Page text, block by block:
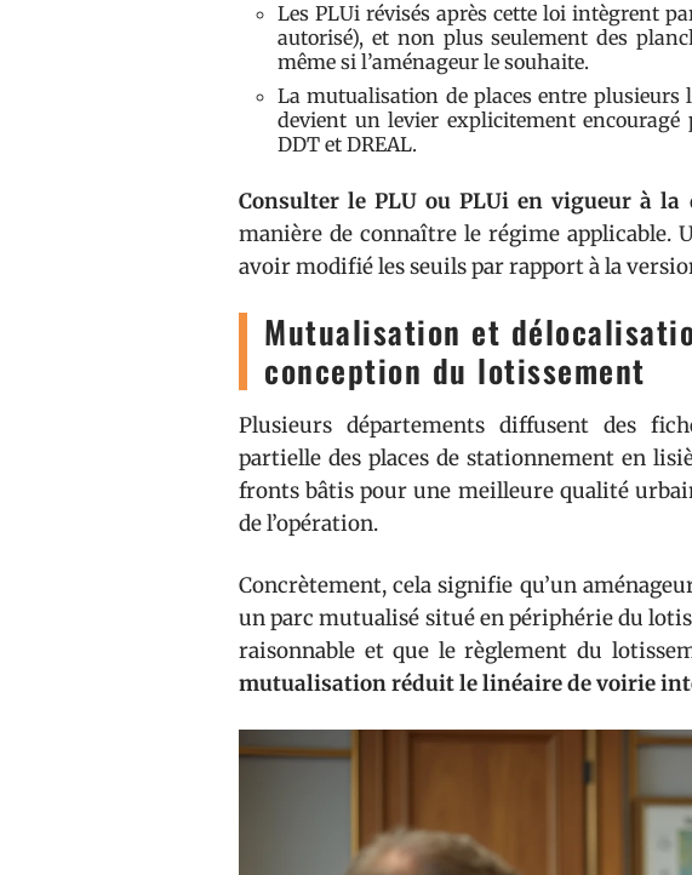
Les PLUi révisés après cette loi intègrent
autorisé), et non plus seulement des
même si l’aménageur le souhaite.
La mutualisation de places entre plusieurs
devient un levier explicitement
DDT et DREAL.
Consulter le PLU ou PLUi en vigueur à la
manière de connaître le régime applicable.
avoir modifié les seuils par rapport à la
Mutualisation et
conception du lotissement
Plusieurs départements diffusent des
partielle des places de stationnement en
fronts bâtis pour une meilleure qualité
de l’opération.
Concrètement, cela signifie qu’un
un parc mutualisé situé en périphérie du
raisonnable et que le règlement du
mutualisation réduit le linéaire de voirie